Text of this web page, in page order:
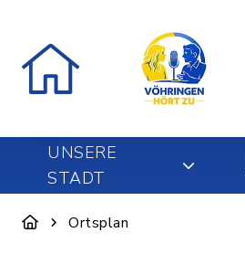
UNSERE
STADT
Ortsplan